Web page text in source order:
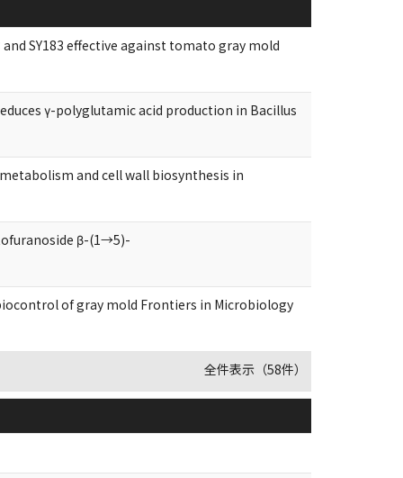
and SY183 effective against tomato gray mold
γ-polyglutamic acid production in Bacillus
and cell wall biosynthesis in
β-(1→5)-
of gray mold Frontiers in Microbiology
全件表示（58件）